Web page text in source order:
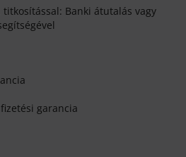
titkosítással: Banki átutalás vagy
garancia